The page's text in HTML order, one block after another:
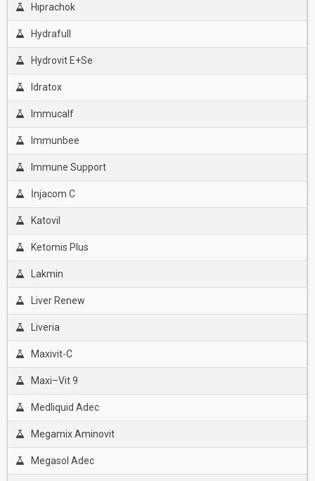
Hıprachok
Hydrafull
Hydrovit E+Se
Idratox
Immucalf
Immunbee
Immune Support
İnjacom C
Katovil
Ketomis Plus
Lakmin
Liver Renew
Liveria
Maxivit-C
Maxi–Vit 9
Medliquid Adec
Megamix Aminovit
Megasol Adec